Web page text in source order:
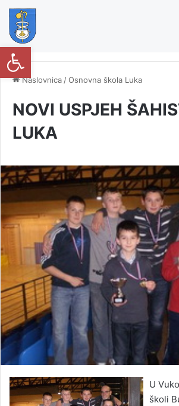
Naslovnica /Osnovna škola Luka
NOVI USPJEH
LUKA
U
školi
Open toolbar